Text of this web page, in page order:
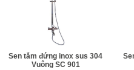
Sen tắm đứng inox sus 304
Vuông SC 901